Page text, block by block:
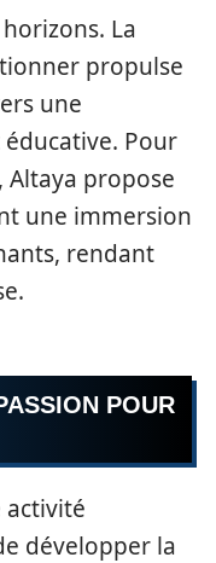
La
propulse
une
Pour
propose
une immersion
rendant
POUR
développer la